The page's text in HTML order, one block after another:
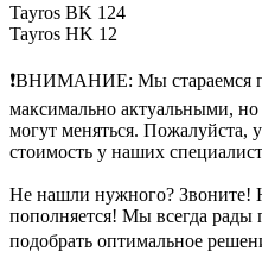
Tayros BK 124
Tayros HK 12
❗ВНИМАНИЕ: Мы стараемся
максимально актуальными,
могут меняться. Пожалуйста,
стоимость у наших
Не нашли нужного? Звоните!
пополняется! Мы всегда рады
подобрать оптимальное